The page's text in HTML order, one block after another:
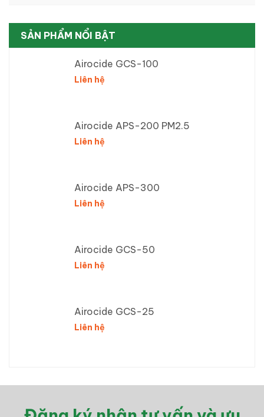
SẢN PHẨM NỔI BẬT
Airocide GCS-100
Liên hệ
Airocide APS-200 PM2.5
Liên hệ
Airocide APS-300
Liên hệ
Airocide GCS-50
Liên hệ
Airocide GCS-25
Liên hệ